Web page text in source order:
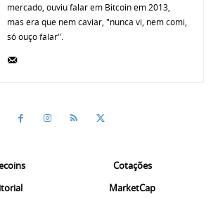
mercado, ouviu falar em Bitcoin em 2013,
mas era que nem caviar, "nunca vi, nem comi,
só ouço falar".
Cotações
MarketCap